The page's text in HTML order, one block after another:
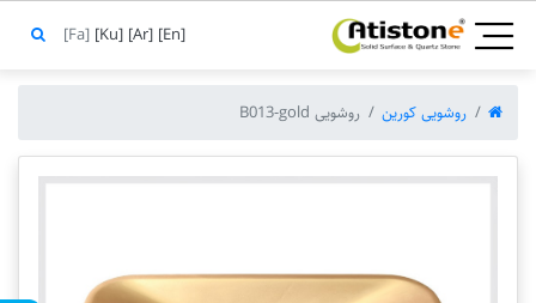
[En]
[Ar]
[Ku]
[Fa]
روشویی کورین روشویی B013-gold